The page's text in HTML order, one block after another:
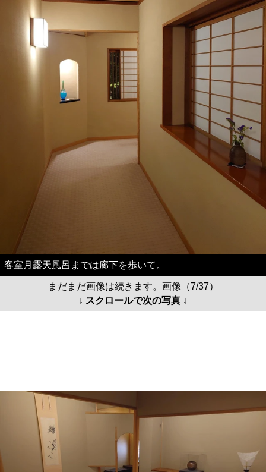
客室月露天風呂までは廊下を歩いて。
まだまだ画像は続きます。画像（7/37）
↓ スクロールで次の写真 ↓